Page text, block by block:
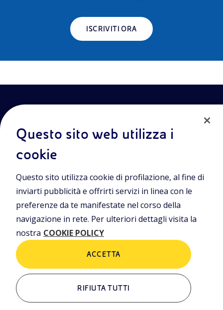
ISCRIVITI ORA
Entra nel mondo Eniscuola.Scopri gli strumenti e le
metodologie innovative per la didattica e naviga tra contenuti
multimediali, lezioni digitali e approfondimenti sui grandi temi
di attualità. Eniscuola è una iniziativa di Eni.
POLICIES
Termini e condizioni
ALTRI LINK
Questo sito web utilizza i
cookie
Questo sito utilizza cookie di profilazione, al fine di
inviarti pubblicità e offrirti servizi in linea con le
preferenze da te manifestate nel corso della
navigazione in rete. Per ulteriori dettagli visita la
nostra COOKIE POLICY
RIFIUTA TUTTI
ACCETTA